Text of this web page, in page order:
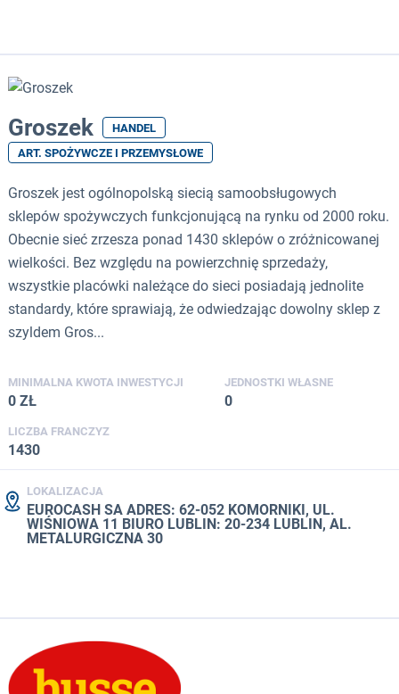
Groszek
HANDEL
ART. SPOŻYWCZE I PRZEMYSŁOWE
Groszek jest ogólnopolską siecią samoobsługowych
sklepów spożywczych funkcjonującą na rynku od 2000 roku.
Obecnie sieć zrzesza ponad 1430 sklepów o zróżnicowanej
wielkości. Bez względu na powierzchnię sprzedaży,
wszystkie placówki należące do sieci posiadają jednolite
standardy, które sprawiają, że odwiedzając dowolny sklep z
szyldem Gros...
MINIMALNA KWOTA INWESTYCJI
0 ZŁ
JEDNOSTKI WŁASNE
0
LICZBA FRANCZYZ
1430
LOKALIZACJA
EUROCASH SA ADRES: 62-052 KOMORNIKI, UL.
WIŚNIOWA 11 BIURO LUBLIN: 20-234 LUBLIN, AL.
METALURGICZNA 30